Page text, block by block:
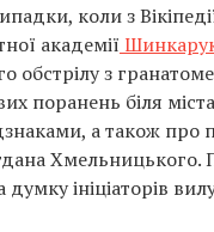
коли з
академії
обстрілу з
поранень біля
а також про
Хмельницького.
ініціаторів